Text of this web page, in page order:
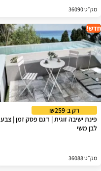
מק״ט 36090
חדש!
רק ב-₪259
פינת ישיבה זוגית | דגם פסק זמן | צבע
לבן משי
מק״ט 36088